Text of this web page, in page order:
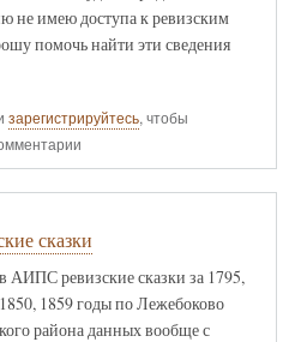
не имею доступа к ревизским
помочь найти эти сведения
зарегистрируйтесь, чтобы
сказки
АИПС ревизские сказки за 1795,
1859 годы по Лежебоково
района данных вообще с